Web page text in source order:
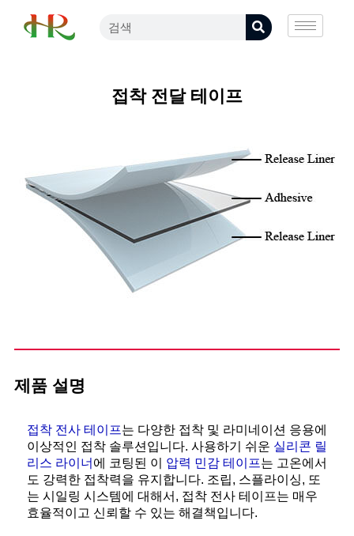
접착 전달 테이프
제품 설명
접착 전사 테이프는 다양한 접착 및 라미네이션 응용에
이상적인 접착 솔루션입니다. 사용하기 쉬운 실리콘 릴
리스 라이너 에 코팅된 이 압력 민감 테이프는 고온에서
도 강력한 접착력을 유지합니다. 조립, 스플라이싱, 또
는 시일링 시스템에 대해서, 접착 전사 테이프는 매우
효율적이고 신뢰할 수 있는 해결책입니다.